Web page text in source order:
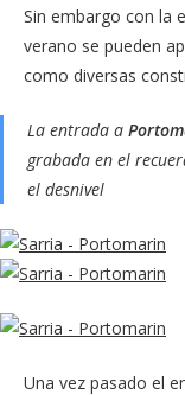
Sin embargo con la
verano se pueden
como diversas
La entrada a
grabada en el
el desnivel
Una vez pasado el